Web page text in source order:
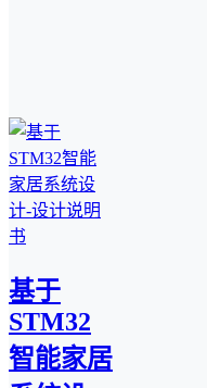
基于
STM32
智能家居